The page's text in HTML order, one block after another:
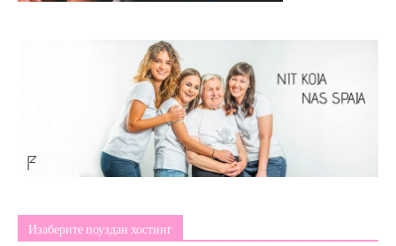
Изаберите поуздан хостинг